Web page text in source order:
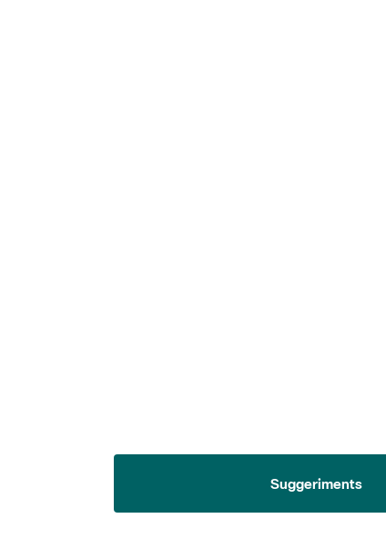
Suggeriments